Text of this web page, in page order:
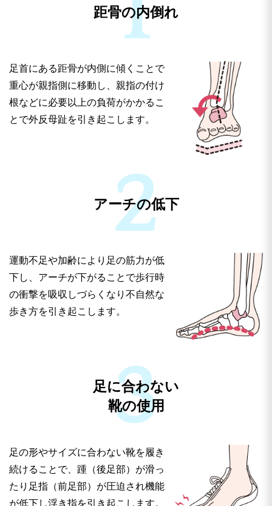
痛みを感じているのに放置している方
態に！
程度が軽いうちは放置しがちですが、ひどくなると
足が変形して靴が履けなくなったり、 痛みで歩け
なくなったりすることもあります。さらに、痛いの
を我慢して無理な歩き方をすることで、脚が疲れや
こりや頭痛まで引き起こすこともあるのです。痛い
時は、炎症を起こしており、変形が進行するサイン
です。放置していると、写真のように親指の付け根
が変形し、正しいカタチへの改善が難しくなる場合
につながります。
距骨の内倒れ
足首にある距骨が内側に傾くことで
重心が親指側に移動し、親指の付け
根などに必要以上の負荷がかかるこ
とで外反母趾を引き起こします。
アーチの低下
運動不足や加齢により足の筋力が低
下し、アーチが下がることで歩行時
の衝撃を吸収しづらくなり不自然な
歩き方を引き起こします。
足に合わない
靴の使用
足の形やサイズに合わない靴を履き
続けることで、踵（後足部）が滑っ
たり足指（前足部）が圧迫され機能
が低下し浮き指を引き起こします。